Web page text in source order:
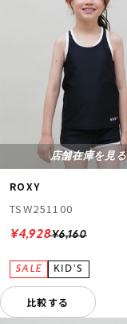
店舗在庫を見る
ROXY
TSW251100
¥6,160
¥4,928
比較する